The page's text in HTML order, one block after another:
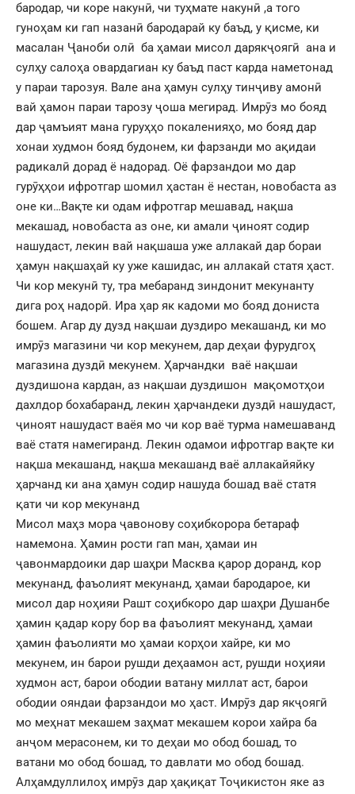
бародар, чи коре накунӣ, чи туҳмате накунӣ ,а того
гуноҳам ки гап назанӣ бародарай ку баъд, у қисме, ки
масалан Ҷаноби олӣ ба ҳамаи мисол дарякҷоягӣ ана и
сулҳу салоҳа овардагиан ку баъд паст карда наметонад
у параи тарозуя. Вале ана ҳамун сулҳу тинҷиву амонӣ
вай ҳамон параи тарозу ҷоша мегирад. Имрӯз мо бояд
дар ҷамъият мана гуруҳҳо покаленияҳо, мо бояд дар
хонаи худмон бояд будонем, ки фарзанди мо ақидаи
радикалӣ дорад ё надорад. Оё фарзандои мо дар
гурӯҳҳои ифротгар шомил ҳастан ё нестан, новобаста аз
оне ки…Вақте ки одам ифротгар мешавад, нақша
мекашад, новобаста аз оне, ки амали ҷиноят содир
нашудаст, лекин вай нақшаша уже аллакай дар бораи
ҳамун нақшаҳай ку уже кашидас, ин аллакай статя ҳаст.
Чи кор мекунӣ ту, тра мебаранд зиндонит мекунанту
дига роҳ надорӣ. Ира ҳар як кадоми мо бояд дониста
бошем. Агар ду дузд нақшаи дуздиро мекашанд, ки мо
имрӯз магазини чи кор мекунем, дар деҳаи фурудгоҳ
магазина дуздӣ мекунем. Ҳарчандки ваё нақшаи
дуздишона кардан, аз нақшаи дуздишон мақомотҳои
дахлдор бохабаранд, лекин ҳарчандеки дуздӣ нашудаст,
ҷиноят нашудаст ваёя мо чи кор ваё турма намешаванд
ваё статя намегиранд. Лекин одамои ифротгар вақте ки
нақша мекашанд, нақша мекашанд ваё аллакайяйку
ҳарчанд ки ана ҳамун содир нашуда бошад ваё статя
қати чи кор мекунанд
Мисол маҳз мора ҷавонову соҳибкорора бетараф
намемона. Ҳамин рости гап ман, ҳамаи ин
ҷавонмардоики дар шаҳри Масква қарор доранд, кор
мекунанд, фаъолият мекунанд, ҳамаи бародарое, ки
мисол дар ноҳияи Рашт соҳибкоро дар шаҳри Душанбе
ҳамин қадар кору бор ва фаъолият мекунанд, ҳамаи
ҳамин фаъолияти мо ҳамаи корҳои хайре, ки мо
мекунем, ин барои рушди деҳаамон аст, рушди ноҳияи
худмон аст, барои ободии ватану миллат аст, барои
ободии ояндаи фарзандои мо ҳаст. Имрӯз дар якҷоягӣ
мо меҳнат мекашем заҳмат мекашем корои хайра ба
анҷом мерасонем, ки то деҳаи мо обод бошад, то
ватани мо обод бошад, то давлати мо обод бошад.
Алҳамдуллилоҳ имрӯз дар ҳақиқат Тоҷикистон яке аз